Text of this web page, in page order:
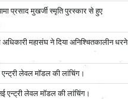
प्रसाद मुखर्जी स्मृति पुरस्कार से हुए
अधिकारी महासंघ ने दिया अनिश्चितकालीन धरने
लेवल मॉडल की लांचिंग।
एन्ट्री लेवल मॉडल की लांचिंग।